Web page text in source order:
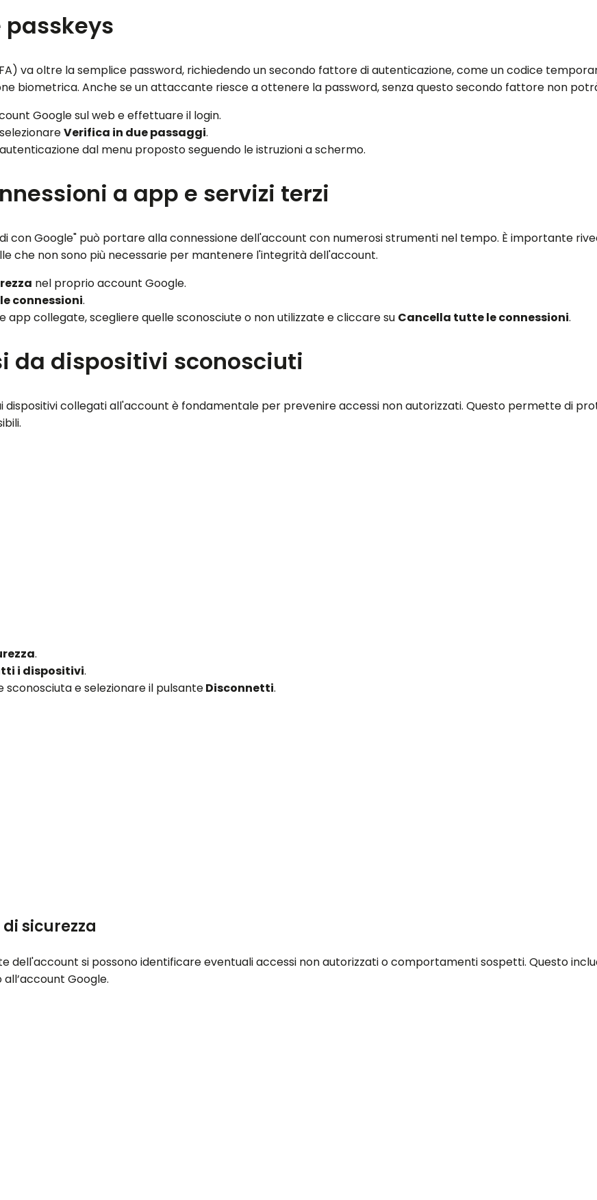
passkeys
va oltre la semplice password, richiedendo un secondo fattore di autenticazione, come un codice
biometrica. Anche se un attaccante riesce a ottenere la password, senza questo secondo fattore non
Google sul web e effettuare il login.
Verifica in due passaggi.
dal menu proposto seguendo le istruzioni a schermo.
a app e servizi terzi
con Google" può portare alla connessione dell'account con numerosi strumenti nel tempo. È importante
che non sono più necessarie per mantenere l'integrità dell'account.
nel proprio account Google.
connessioni.
app collegate, scegliere quelle sconosciute o non utilizzate e cliccare su Cancella tutte le connessioni.
da dispositivi sconosciuti
dispositivi collegati all'account è fondamentale per prevenire accessi non autorizzati. Questo permette di
.
i dispositivi.
sconosciuta e selezionare il pulsanteDisconnetti.
sicurezza
dell'account si possono identificare eventuali accessi non autorizzati o comportamenti sospetti. Questo
Google.